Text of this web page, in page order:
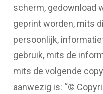
scherm, gedownload
geprint worden, mits
persoonlijk,
gebruik, mits de
mits de volgende
aanwezig is: “©